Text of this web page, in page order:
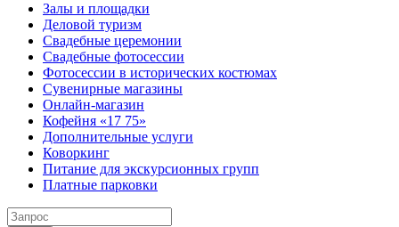
Залы и площадки
Деловой туризм
Свадебные церемонии
Свадебные фотосессии
Фотосессии в исторических костюмах
Сувенирные магазины
Онлайн-магазин
Кофейня «17 75»
Дополнительные услуги
Коворкинг
Питание для экскурсионных групп
Платные парковки